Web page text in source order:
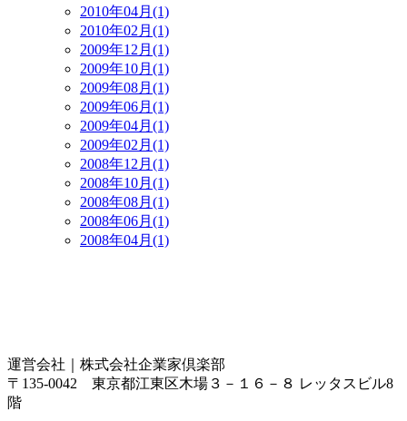
2010年04月(1)
2010年02月(1)
2009年12月(1)
2009年10月(1)
2009年08月(1)
2009年06月(1)
2009年04月(1)
2009年02月(1)
2008年12月(1)
2008年10月(1)
2008年08月(1)
2008年06月(1)
2008年04月(1)
運営会社｜ 株式会社企業家倶楽部
〒135-0042 東京都江東区木場３－１６－８ レッタスビル8
階